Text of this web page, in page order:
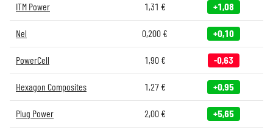
ITM Power 1,31 € +1,08
Nel 0,200 € +0,10
PowerCell 1,90€ -0,63
Hexagon Composites 1,27€ +0,95
Plug Power 2,00€ +5,65